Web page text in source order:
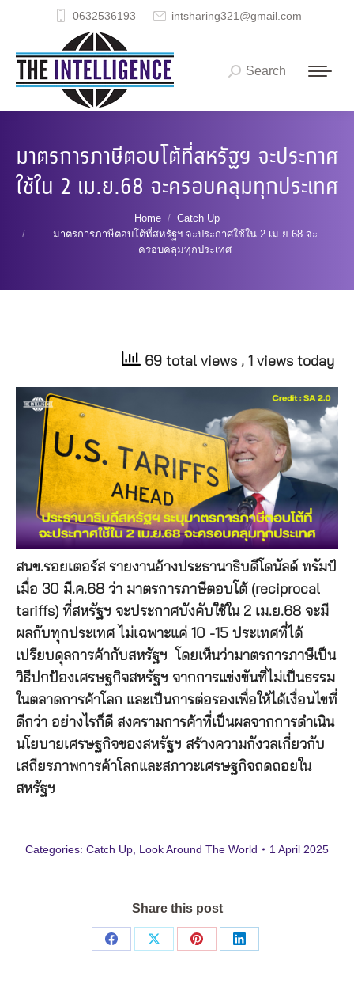
0632536193 intsharing321@gmail.com
Search:
Search
มาตรการภาษีตอบโต้ที่สหรัฐฯ จะประกาศ
ใช้ใน 2 เม.ย.68 จะครอบคลุมทุกประเทศ
Home
Catch Up
มาตรการภาษีตอบโต้ที่สหรัฐฯ จะประกาศใช้ใน 2 เม.ย.68 จะ
ครอบคลุมทุกประเทศ
69 total views , 1 views today
สนข.รอยเตอร์ส รายงานอ้างประธานาธิบดีโดนัลด์ ทรัมป์
เมื่อ 30 มี.ค.68 ว่า มาตรการภาษีตอบโต้ (reciprocal
tariffs) ที่สหรัฐฯ จะประกาศบังคับใช้ใน 2 เม.ย.68 จะมี
ผลกับทุกประเทศ ไม่เฉพาะแค่ 10 -15 ประเทศที่ได้
เปรียบดุลการค้ากับสหรัฐฯ โดยเห็นว่ามาตรการภาษีเป็น
วิธีปกป้องเศรษฐกิจสหรัฐฯ จากการแข่งขันที่ไม่เป็นธรรม
ในตลาดการค้าโลก และเป็นการต่อรองเพื่อให้ได้เงื่อนไขที่
ดีกว่า อย่างไรก็ดี สงครามการค้าที่เป็นผลจากการดำเนิน
นโยบายเศรษฐกิจของสหรัฐฯ สร้างความกังวลเกี่ยวกับ
เสถียรภาพการค้าโลกและสภาวะเศรษฐกิจถดถอยใน
สหรัฐฯ
Categories: Catch Up Look Around The World 1 April 2025
Share this post
Share
Share
Share
Share